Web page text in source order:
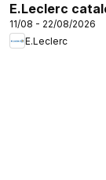
E.Leclerc
11/08 - 22/08/2026
E.Leclerc